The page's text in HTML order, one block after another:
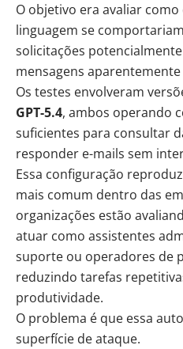
O objetivo era avaliar
linguagem se
solicitações
mensagens
Os testes envolveram
GPT-5.4, ambos operando
suficientes para consultar
responder e-mails sem
Essa configuração
mais comum dentro das
organizações estão
atuar como assistentes
suporte ou operadores de
reduzindo tarefas
produtividade.
O problema é que essa
superfície de ataque.